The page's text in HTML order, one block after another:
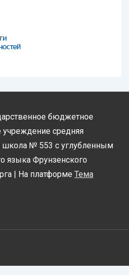
бюджетное
учреждение средняя
школа № 553 с углубленным
языка Фрунзенского
| На платформе Тема